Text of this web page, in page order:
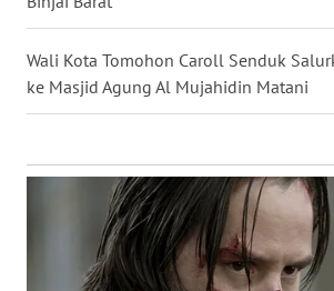
Wali Kota Tomohon Caroll Senduk
ke Masjid Agung Al Mujahidin Matani
WN
KALTARA
WN